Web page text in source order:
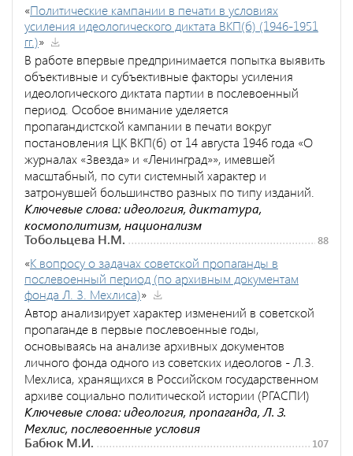
«Политические кампании в печати в условиях
усиления идеологического диктата ВКП(б) (1946-1951
гг.)»
В работе впервые предпринимается попытка выявить
объективные и субъективные факторы усиления
идеологического диктата партии в послевоенный
период. Особое внимание уделяется
пропагандистской кампании в печати вокруг
постановления ЦК ВКП(б) от 14 августа 1946 года «О
журналах «Звезда» и «Ленинград»», имевшей
масштабный, по сути системный характер и
затронувшей большинство разных по типу изданий.
Ключевые слова: идеология, диктатура,
космополитизм, национализм
Тобольцева Н.М.
88
«К вопросу о задачах советской пропаганды в
послевоенный период (по архивным документам
фонда Л. З. Мехлиса)»
Автор анализирует характер изменений в советской
пропаганде в первые послевоенные годы,
основываясь на анализе архивных документов
личного фонда одного из советских идеологов - Л.З.
Мехлиса, хранящихся в Российском государственном
архиве социально политической истории (РГАСПИ)
Ключевые слова: идеология, пропаганда, Л. З.
Мехлис, послевоенные условия
Бабюк М.И.
107